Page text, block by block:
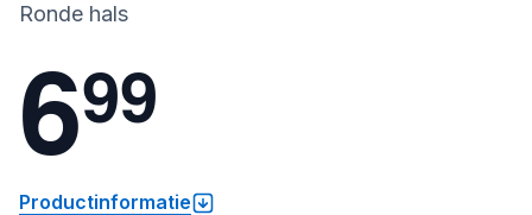
Ronde hals
699
Productinformatie